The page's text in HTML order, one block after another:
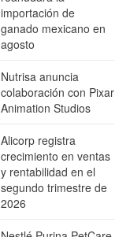
importación de
ganado mexicano en
agosto
Nutrisa anuncia
colaboración con Pixar
Animation Studios
Alicorp registra
crecimiento en ventas
y rentabilidad en el
segundo trimestre de
2026